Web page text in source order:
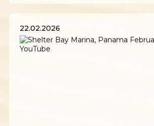
22.02.2026